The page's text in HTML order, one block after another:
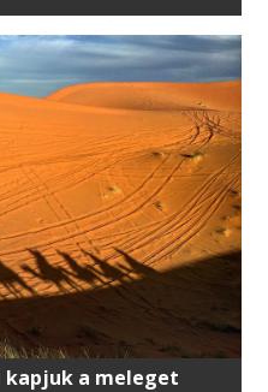
kapjuk a meleget